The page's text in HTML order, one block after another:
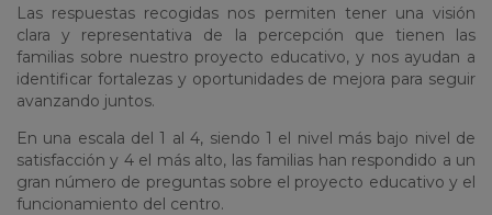
Las respuestas recogidas nos permiten tener una visión
clara y representativa de la percepción que tienen las
familias sobre nuestro proyecto educativo, y nos ayudan a
identificar fortalezas y oportunidades de mejora para seguir
avanzando juntos.
En una escala del 1 al 4, siendo 1 el nivel más bajo nivel de
satisfacción y 4 el más alto, las familias han respondido a un
gran número de preguntas sobre el proyecto educativo y el
funcionamiento del centro.